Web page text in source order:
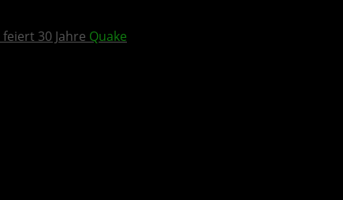
feiert 30 Jahre Quake